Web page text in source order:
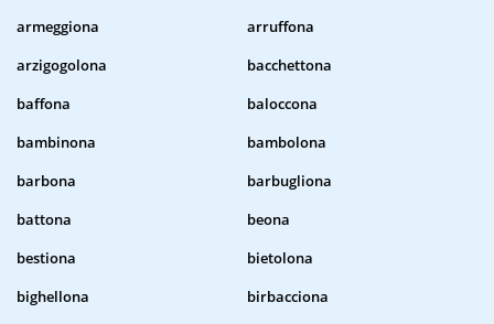
armeggiona
arruffona
arzigogolona
bacchettona
baffona
baloccona
bambinona
bambolona
barbona
barbugliona
battona
beona
bestiona
bietolona
bighellona
birbacciona